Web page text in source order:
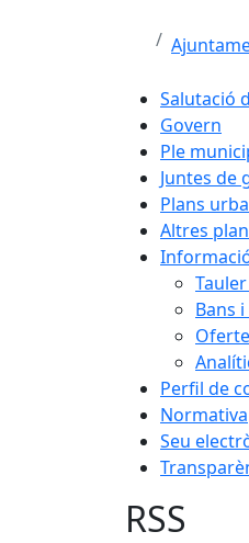
Salutació
Govern
Ple
Juntes de
Plans
Altres
Bans
Perfil de
Normativa
Seu
RSS